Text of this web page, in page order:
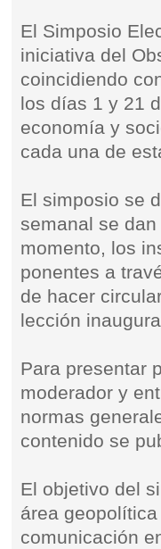
El Simposio
iniciativa del
coincidiendo
los días 1 y 21
economía y
cada una de
El simposio se
semanal se
momento, los
ponentes a
de hacer
lección
Para presentar
moderador y
normas
contenido se
El objetivo del
área
comunicación